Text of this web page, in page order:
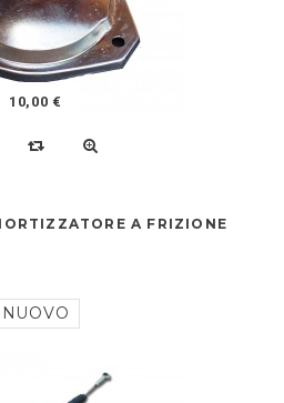
10,00 €
A FRIZIONE
NUOVO